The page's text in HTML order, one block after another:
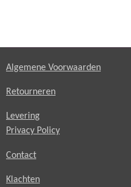
Algemene Voorwaarden
Retourneren
Levering
Privacy Policy
Contact
Klachten